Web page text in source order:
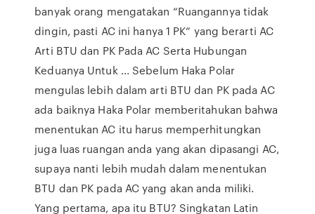
banyak orang mengatakan “Ruangannya tidak
dingin, pasti AC ini hanya 1 PK” yang berarti AC
Arti BTU dan PK Pada AC Serta Hubungan
Keduanya Untuk ... Sebelum Haka Polar
mengulas lebih dalam arti BTU dan PK pada AC
ada baiknya Haka Polar memberitahukan bahwa
menentukan AC itu harus memperhitungkan
juga luas ruangan anda yang akan dipasangi AC,
supaya nanti lebih mudah dalam menentukan
BTU dan PK pada AC yang akan anda miliki.
Yang pertama, apa itu BTU? Singkatan Latin